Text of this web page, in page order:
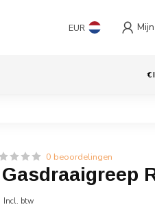
EUR
€
0 beoordelingen
Gasdraaigreep
Incl. btw